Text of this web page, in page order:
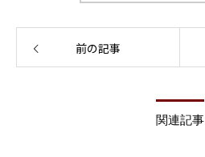
前の記事
関連記事